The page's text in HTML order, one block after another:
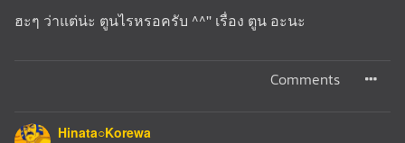
ฮะๆ ว่าแต่น่ะ ตูนไรหรอครับ ^^'' เรื่อง ตูน อะนะ
Comments
Hinata○Korewa